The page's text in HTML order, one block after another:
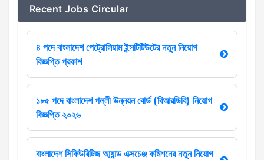
Recent Jobs Circular
৪ পদে বাংলাদেশ পেট্রোলিয়াম ইন্সটিটিউটের নতুন নিয়োগ
বিজ্ঞপ্তি প্রকাশ
১৮৫ পদে বাংলাদেশ পল্লী উন্নয়ন বোর্ড (বিআরডিবি) নিয়োগ
বিজ্ঞপ্তি ২০২৬
বাংলাদেশ সিকিউরিটিজ আ্যান্ড এক্সচেঞ্জ কমিশনের নতুন নিয়োগ